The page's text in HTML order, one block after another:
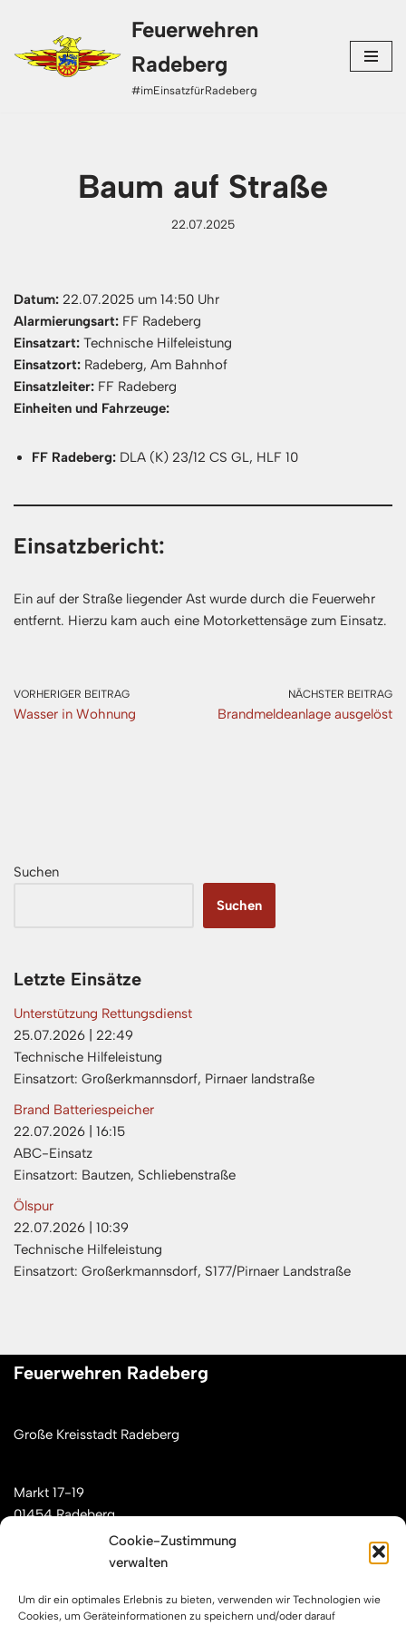
Cookie-Zustimmung
verwalten
Um dir ein optimales Erlebnis zu bieten, verwenden wir Technologien wie
Cookies, um Geräteinformationen zu speichern und/oder darauf
Zum
Inhalt
Feuerwehren
Radeberg
#imEinsatzfürRadeberg
Baum auf Straße
22.07.2025
Datum: 22.07.2025 um 14:50 Uhr
Alarmierungsart: FF Radeberg
Einsatzart: Technische Hilfeleistung
Einsatzort: Radeberg, Am Bahnhof
Einsatzleiter: FF Radeberg
Einheiten und Fahrzeuge:
FF Radeberg: DLA (K) 23/12 CS GL, HLF 10
Einsatzbericht:
Ein auf der Straße liegender Ast wurde durch die Feuerwehr
entfernt. Hierzu kam auch eine Motorkettensäge zum Einsatz.
VORHERIGER BEITRAG
Wasser in Wohnung
NÄCHSTER BEITRAG
Brandmeldeanlage ausgelöst
Suchen
Suchen
Letzte Einsätze
Unterstützung Rettungsdienst
25.07.2026
22:49
Technische Hilfeleistung
Einsatzort: Großerkmannsdorf, Pirnaer landstraße
Brand Batteriespeicher
22.07.2026
16:15
ABC-Einsatz
Einsatzort: Bautzen, Schliebenstraße
Ölspur
22.07.2026
10:39
Technische Hilfeleistung
Einsatzort: Großerkmannsdorf, S177/Pirnaer Landstraße
Feuerwehren Radeberg
Große Kreisstadt Radeberg
Markt 17-19
01454 Radeberg
Mail: kontakt[at]feuerwehren-radeberg.de
Feuerwehren Radeberg im Internet